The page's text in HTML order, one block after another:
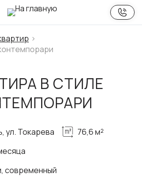
В СТИЛЕ
ул. Токарева
76,6 м²
современный